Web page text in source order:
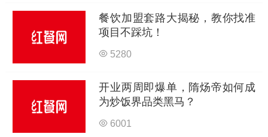
餐饮加盟套路大揭秘，教你找准
项目不踩坑！
5280
开业两周即爆单，隋炀帝如何成
为炒饭界品类黑马？
6001